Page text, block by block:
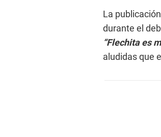
La
durante el
“Flechita es
aludidas que